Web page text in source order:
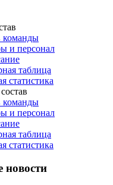
команды
и персонал
таблица
статистика
команды
и персонал
таблица
статистика
новости